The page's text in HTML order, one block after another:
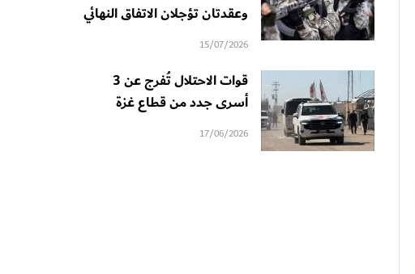
وعقدتان تؤجلان الاتفاق النهائي
15/07/2026
قوات الاحتلال تُفرج عن 3
أسرى جدد من قطاع غزة
17/06/2026